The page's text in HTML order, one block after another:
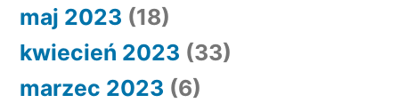
maj 2023 (18)
kwiecień 2023 (33)
marzec 2023 (6)